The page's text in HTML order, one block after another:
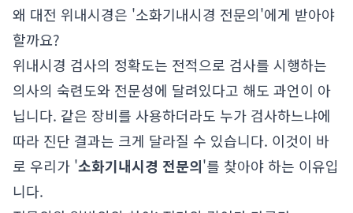
왜 대전 위내시경은 '소화기내시경 전문의'에게 받아야
할까요?
위내시경 검사의 정확도는 전적으로 검사를 시행하는
의사의 숙련도와 전문성에 달려있다고 해도 과언이 아
닙니다. 같은 장비를 사용하더라도 누가 검사하느냐에
따라 진단 결과는 크게 달라질 수 있습니다. 이것이 바
로 우리가 '소화기내시경 전문의'를 찾아야 하는 이유입
니다.